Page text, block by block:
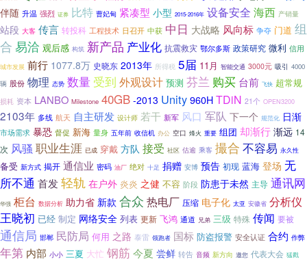
伴随 升温 强烈 证券 比特 曹妃甸 紧凑型 小型 2015-2016年 设备安全 海西 产销量
站段 大客 传言 转投科 工程技术 日召开 中获 中日 大战略 风向标 争夺 门道 组
合 易洽 观后感 构筑 新产品 产业化 抗震救灾 鄂尔多斯 政策研究 微利 信用
城市发展 前行 1077.8万 史晓东 2013年 所得税 5届 11月 智能交通 3000元 吸引 4000
辆 股份 物理 态势 数量 受到 外观设计 预测 芬兰 购买 台前 飞快 超常规
损耗 资本 LANBO Milestone 40GB -2013 Unity 960H TDiN 21个 OPEN3200
2103年 多线 航天 自主研发 设计师 若干 新军 风口 军队 下一个 规范化 日渐
市场需求 暴恐 督促 新海 量身 五年前 收信机 办公 空口 烽火 重要 组团 却渐行渐远 14
次 风骚 职业生涯 已成 穿戴 方队 接受 社区 估逾 乘客 撮合 不容易 永久性
备受 新方式 揭开 通信业 密码 油厂 绝对 十足 捐赠 安博 预告 初现 蓝海 登场 无
所不通 首发轻轨 在户外 炎炎 之健 不容 阶段 防患于未然 主导 通讯网
华强 柜台 数据分析 助力省 新款 合众 热电厂 压缩 电子化 太亚 安徽省 分析仪
王晓初 已经 制定 网络安全 列表 更新 飞鸿 通道 兄弟 三级 特殊 传闻 要被
通信局 邯郸 民防局 何用 之路 泰雷 领跑者 国标 防盗报警 安全认证 合约 作弊
年第 内部 小小 三夏 大忙 钢筋 今夏 尝鲜 转告 音频 新方向 邀您 代表大会 猛戳